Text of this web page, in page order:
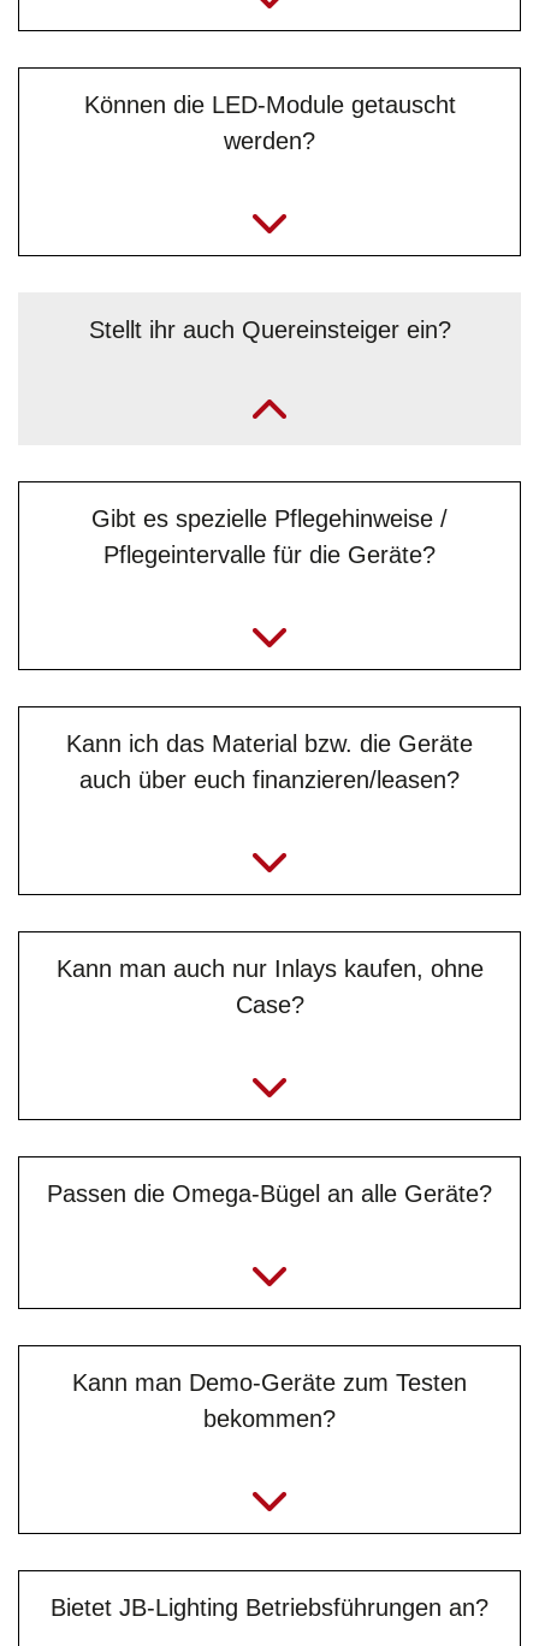
Können die LED-Module getauscht
werden?
Stellt ihr auch Quereinsteiger ein?
„In einigen Abteilungen ja, z. B. Endmontage,
Gibt es spezielle Pflegehinweise /
Pflegeintervalle für die Geräte?
Kann ich das Material bzw. die Geräte
auch über euch finanzieren/leasen?
info@jb-lighting.de
Kann man auch nur Inlays kaufen, ohne
Case?
Passen die Omega-Bügel an alle Geräte?
Kann man Demo-Geräte zum Testen
bekommen?
Bietet JB-Lighting Betriebsführungen an?